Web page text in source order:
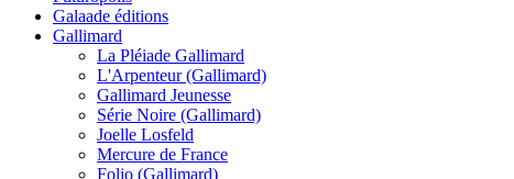
Galaade éditions
Gallimard
La Pléiade Gallimard
L'Arpenteur (Gallimard)
Gallimard Jeunesse
Série Noire (Gallimard)
Joelle Losfeld
Mercure de France
Folio (Gallimard)